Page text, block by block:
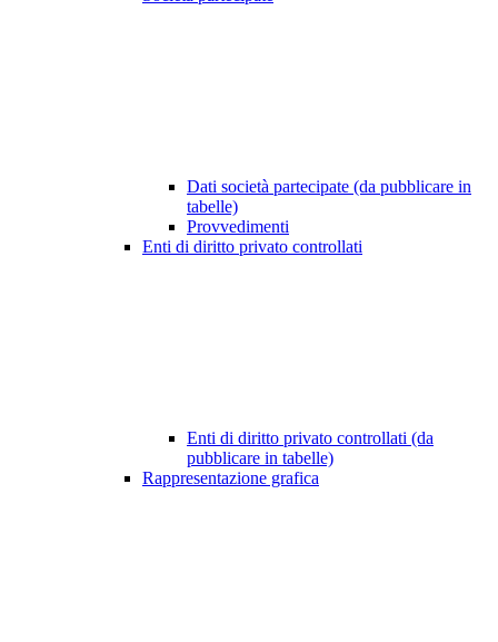
Dati società partecipate (da pubblicare in
tabelle)
Provvedimenti
Enti di diritto privato controllati
Enti di diritto privato controllati (da
pubblicare in tabelle)
Rappresentazione grafica